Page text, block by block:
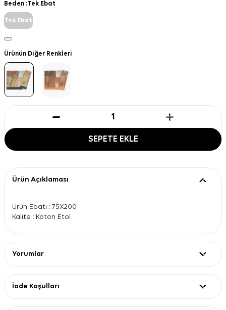
Beden :Tek Ebat
Tek Ebat
Ürünün Diğer Renkleri
SEPETE EKLE
Ürün Açıklaması
Ürün Ebatı : 75X200
Kalite : Koton Etol
Yorumlar
İade Koşulları